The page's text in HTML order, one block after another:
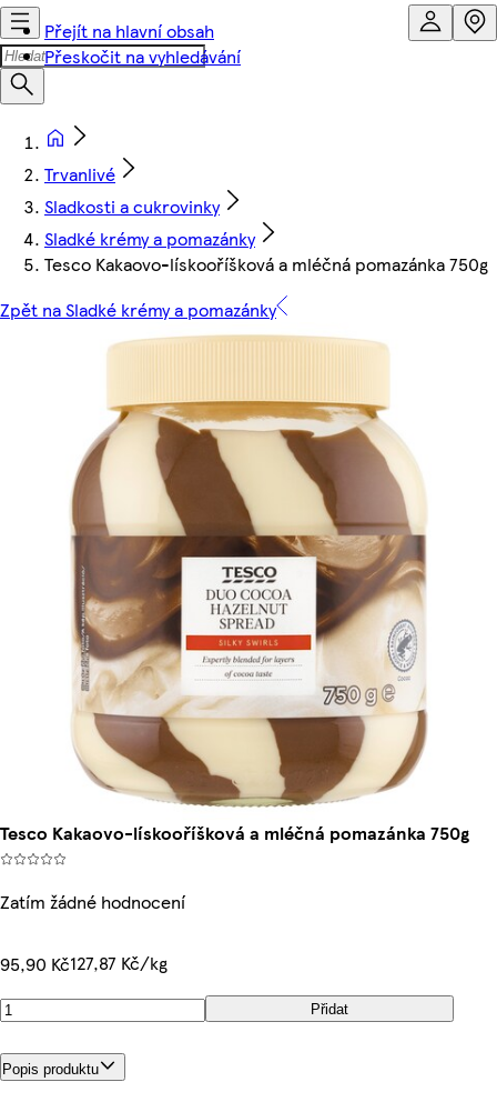
Přejít na hlavní obsah
Přeskočit na vyhledávání
Trvanlivé
Sladkosti a cukrovinky
Sladké krémy a pomazánky
Tesco Kakaovo-lískooříšková a mléčná pomazánka 750g
Zpět na Sladké krémy a pomazánky
Tesco Kakaovo-lískooříšková a mléčná pomazánka 750g
Zatím žádné hodnocení
95,90 Kč127,87 Kč/kg
Přidat
Popis produktu